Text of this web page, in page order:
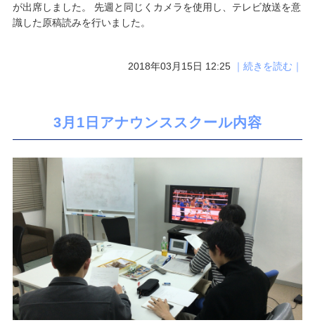
が出席しました。 先週と同じくカメラを使用し、テレビ放送を意
識した原稿読みを行いました。
2018年03月15日 12:25 ｜続きを読む｜
3月1日アナウンススクール内容